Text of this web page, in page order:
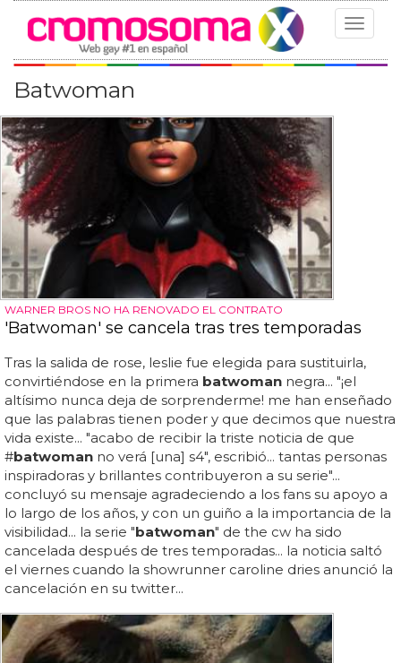
Toggle
Batwoman
WARNER BROS NO HA RENOVADO EL CONTRATO
'Batwoman' se cancela tras tres temporadas
Tras la salida de rose, leslie fue elegida para sustituirla,
convirtiéndose en la primera batwoman negra... "¡el
altísimo nunca deja de sorprenderme! me han enseñado
que las palabras tienen poder y que decimos que nuestra
vida existe... "acabo de recibir la triste noticia de que
#batwoman no verá [una] s4", escribió... tantas personas
inspiradoras y brillantes contribuyeron a su serie"...
concluyó su mensaje agradeciendo a los fans su apoyo a
lo largo de los años, y con un guiño a la importancia de la
visibilidad... la serie "batwoman" de the cw ha sido
cancelada después de tres temporadas... la noticia saltó
el viernes cuando la showrunner caroline dries anunció la
cancelación en su twitter...